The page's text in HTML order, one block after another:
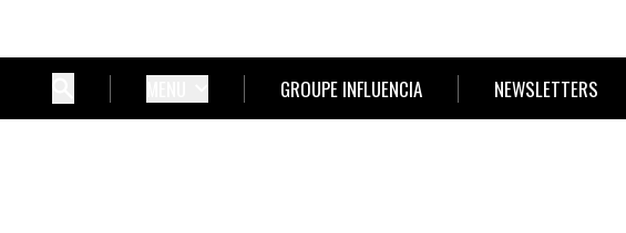
GROUPE INFLUENCIA NEWSLETTERS